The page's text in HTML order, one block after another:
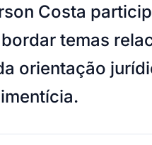
Costa
temas
orientação